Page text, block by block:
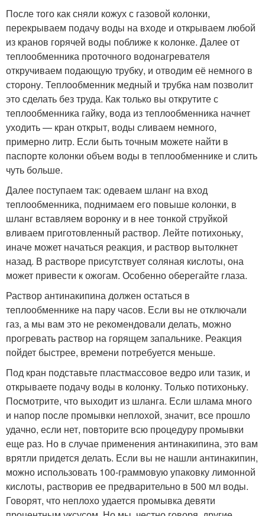
После того как сняли кожух с газовой колонки,
перекрываем подачу воды на входе и открываем любой
из кранов горячей воды поближе к колонке. Далее от
теплообменника проточного водонагревателя
откручиваем подающую трубку, и отводим её немного в
сторону. Теплообменник медный и трубка нам позволит
это сделать без труда. Как только вы открутите с
теплообменника гайку, вода из теплообменника начнет
уходить — кран открыт, воды сливаем немного,
примерно литр. Если быть точным можете найти в
паспорте колонки объем воды в теплообменнике и слить
чуть больше.
Далее поступаем так: одеваем шланг на вход
теплообменника, поднимаем его повыше колонки, в
шланг вставляем воронку и в нее тонкой струйкой
вливаем приготовленный раствор. Лейте потихоньку,
иначе может начаться реакция, и раствор вытолкнет
назад. В растворе присутствует соляная кислоты, она
может привести к ожогам. Особенно оберегайте глаза.
Раствор антинакипина должен остаться в
теплообменнике на пару часов. Если вы не отключали
газ, а мы вам это не рекомендовали делать, можно
прогревать раствор на горящем запальнике. Реакция
пойдет быстрее, времени потребуется меньше.
Под кран подставьте пластмассовое ведро или тазик, и
открываете подачу воды в колонку. Только потихоньку.
Посмотрите, что выходит из шланга. Если шлама много
и напор после промывки неплохой, значит, все прошло
удачно, если нет, повторите всю процедуру промывки
еще раз. Но в случае применения антинакипина, это вам
врятли придется делать. Если вы не нашли антинакипин,
можно использовать 100-граммовую упаковку лимонной
кислоты, растворив ее предварительно в 500 мл воды.
Говорят, что неплохо удается промывка девяти